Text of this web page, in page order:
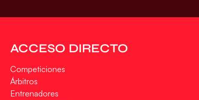
ACCESO DIRECTO
Competiciones
Árbitros
Entrenadores